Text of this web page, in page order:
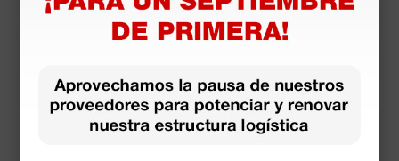
Hojas de bisturíes desechables estériles Swann-